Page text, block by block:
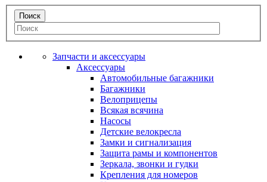
Запчасти и аксессуары
Аксессуары
Автомобильные багажники
Багажники
Велоприцепы
Всякая всячина
Насосы
Детские велокресла
Замки и сигнализация
Защита рамы и компонентов
Зеркала, звонки и гудки
Крепления для номеров